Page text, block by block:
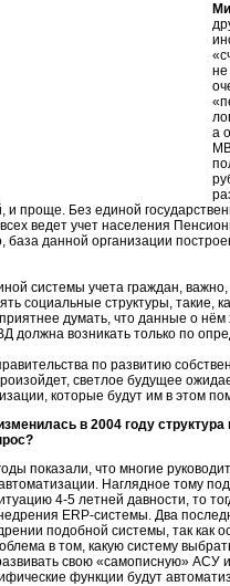
не
а
и проще. Без единой
ведет учет населения
база данной организации
системы учета граждан,
социальные структуры,
думать, что данные о
возникать только по
по развитию
светлое будущее
которые будут им в этом
в 2004 году структура
показали, что многие
Наглядное тому
4-5 летней давности, то
ERP-системы. Два
подобной системы, так как
в том, какую систему
свою «самописную»
функции будут